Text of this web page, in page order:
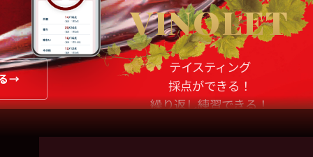
VINOLET
テイスティング
採点ができる！
繰り返し練習できる！